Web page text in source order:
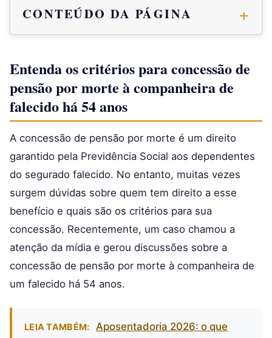
CONTEÚDO DA PÁGINA
Entenda os critérios para concessão de
pensão por morte à companheira de
falecido há 54 anos
A concessão de pensão por morte é um direito
garantido pela Previdência Social aos dependentes
do segurado falecido. No entanto, muitas vezes
surgem dúvidas sobre quem tem direito a esse
benefício e quais são os critérios para sua
concessão. Recentemente, um caso chamou a
atenção da mídia e gerou discussões sobre a
concessão de pensão por morte à companheira de
um falecido há 54 anos.
LEIA TAMBÉM:
Aposentadoria 2026: o que